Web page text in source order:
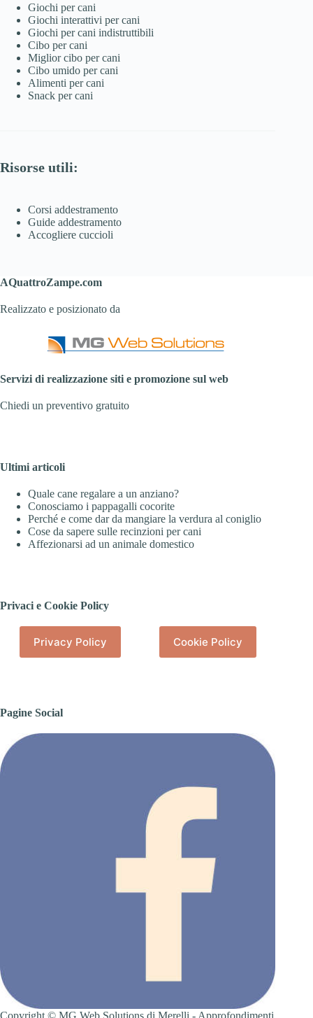
Giochi per cani
Giochi interattivi per cani
Giochi per cani indistruttibili
Cibo per cani
Miglior cibo per cani
Cibo umido per cani
Alimenti per cani
Snack per cani
Risorse utili:
Corsi addestramento
Guide addestramento
Accogliere cuccioli
AQuattroZampe.com
Realizzato e posizionato da
Servizi di realizzazione siti e promozione sul web
Chiedi un preventivo gratuito
Ultimi articoli
Quale cane regalare a un anziano?
Conosciamo i pappagalli cocorite
Perché e come dar da mangiare la verdura al coniglio
Cose da sapere sulle recinzioni per cani
Affezionarsi ad un animale domestico
Privaci e Cookie Policy
Privacy Policy Cookie Policy
Pagine Social
Copyright © MG Web Solutions di Merelli - Approfondimenti